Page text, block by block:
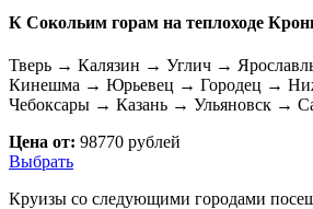
К Сокольим горам на теплоходе
Тверь → Калязин → Углич →
Кинешма → Юрьевец → Городец →
Чебоксары → Казань → Ульяновск →
Цена от: 98770 рублей
Выбрать
Круизы со следующими городами